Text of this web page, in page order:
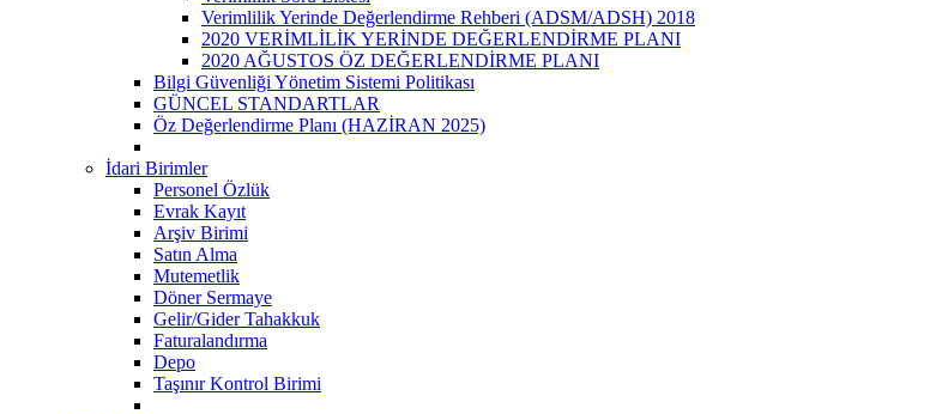
Verimlilik Yerinde Değerlendirme Rehberi (ADSM/ADSH) 2018
2020 VERİMLİLİK YERİNDE DEĞERLENDİRME PLANI
2020 AĞUSTOS ÖZ DEĞERLENDİRME PLANI
Bilgi Güvenliği Yönetim Sistemi Politikası
GÜNCEL STANDARTLAR
Öz Değerlendirme Planı (HAZİRAN 2025)
İdari Birimler
Personel Özlük
Evrak Kayıt
Arşiv Birimi
Satın Alma
Mutemetlik
Döner Sermaye
Gelir/Gider Tahakkuk
Faturalandırma
Depo
Taşınır Kontrol Birimi